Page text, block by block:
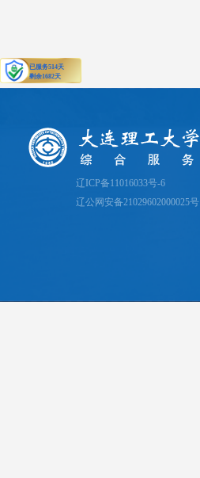
辽ICP备11016033号-6
辽公网安备21029602000025号